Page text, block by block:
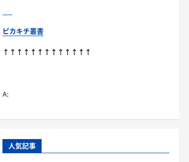
ピカキチ叢書
↑↑↑↑↑↑↑↑↑↑↑↑↑
A:
人気記事